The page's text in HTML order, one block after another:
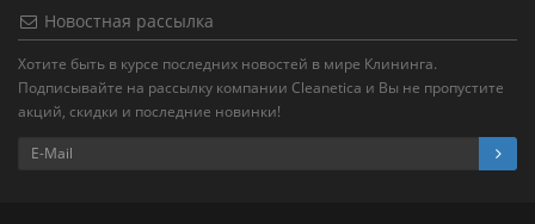
Новостная рассылка
Хотите быть в курсе последних новостей в мире Клининга.
Подписывайте на рассылку компании Cleanetica и Вы не пропустите
акций, скидки и последние новинки!